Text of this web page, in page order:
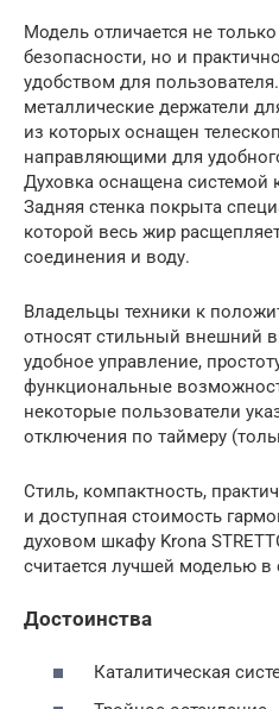
Модель отличается не
безопасности, но и
удобством для
металлические держатели
из которых оснащен
направляющими для
Духовка оснащена системой
Задняя стенка покрыта
которой весь жир
соединения и воду.
Владельцы техники к
относят стильный внешний
удобное управление,
функциональные
некоторые пользователи
отключения по таймеру
Стиль, компактность,
и доступная стоимость
духовом шкафу Krona
считается лучшей моделью в
Достоинства
Каталитическая